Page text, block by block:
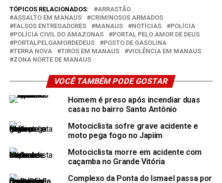
TÓPICOS RELACIONADOS:
ARRASTÃO
ASSALTO EM MANAUS
CRIMINOSOS ARMADOS
FALSOS ENTREGADORES
MANAUS NOTÍCIAS
POLÍCIA
POLÍCIA CIVIL DO AMAZONAS
PORTAL PELO AMOR DE DEUS
PORTALPELOAMORDEDEUS
POSTO DE GASOLINA
TERRA NOVA
TIROS EM MANAUS
VIOLÊNCIA EM MANAUS
ZONA NORTE DE MANAUS
VOCÊ TAMBÉM PODE GOSTAR
Homem é preso após incendiar duas
casas no bairro Santo Antônio
Motociclista sofre grave acidente e
moto pega fogo no Japiim
Motociclista morre em acidente com
caçamba no Grande Vitória
Complexo da Ponta do Ismael passa por